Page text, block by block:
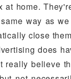
home.
way as
close
does
really believe